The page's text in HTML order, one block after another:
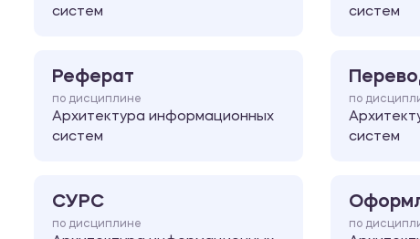
систем
систем
Реферат
по дисциплине
Архитектура информационных
систем
по
систем
СУРС
по дисциплине по